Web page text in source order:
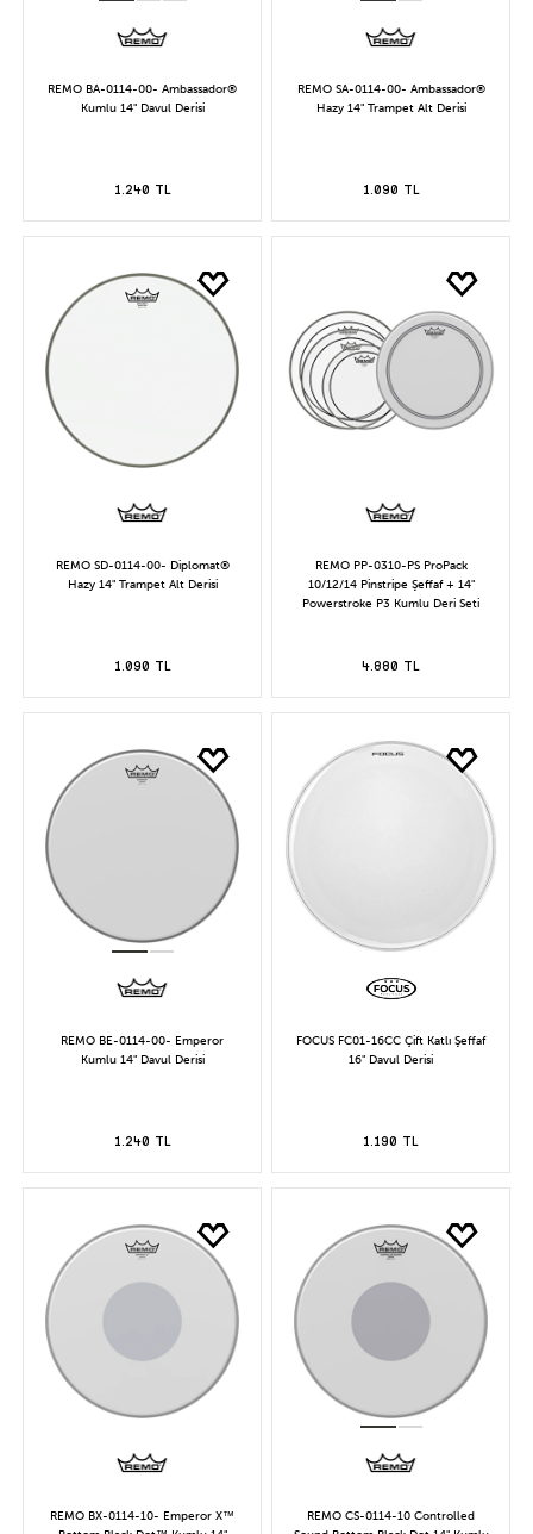
REMO BA-0114-00- Ambassador®
Kumlu 14" Davul Derisi
1.240 TL
REMO SA-0114-00- Ambassador®
Hazy 14" Trampet Alt Derisi
1.090 TL
REMO SD-0114-00- Diplomat®
Hazy 14" Trampet Alt Derisi
1.090 TL
REMO PP-0310-PS ProPack
10/12/14 Pinstripe Şeffaf + 14"
Powerstroke P3 Kumlu Deri Seti
4.880 TL
REMO BE-0114-00- Emperor
Kumlu 14" Davul Derisi
1.240 TL
FOCUS FC01-16CC Çift Katlı Şeffaf
16" Davul Derisi
1.190 TL
REMO BX-0114-10- Emperor X™
REMO CS-0114-10 Controlled